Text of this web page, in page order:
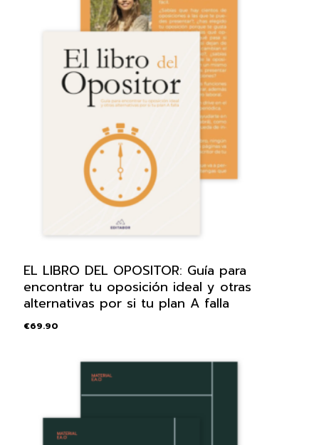
EL LIBRO DEL OPOSITOR: Guía para
encontrar tu oposición ideal y otras
alternativas por si tu plan A falla
€69.90